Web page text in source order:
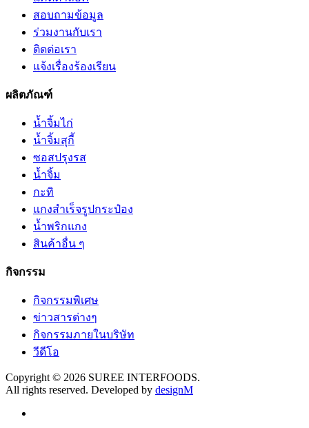
สอบถามข้อมูล
ร่วมงานกับเรา
ติดต่อเรา
แจ้งเรื่องร้องเรียน
ผลิตภัณฑ์
น้ำจิ้มไก่
น้ำจิ้มสุกี้
ซอสปรุงรส
น้ำจิ้ม
กะทิ
แกงสำเร็จรูปกระป๋อง
น้ำพริกแกง
สินค้าอื่น ๆ
กิจกรรม
กิจกรรมพิเศษ
ข่าวสารต่างๆ
กิจกรรมภายในบริษัท
วีดีโอ
Copyright © 2026 SUREE INTERFOODS.
All rights reserved. Developed by designM